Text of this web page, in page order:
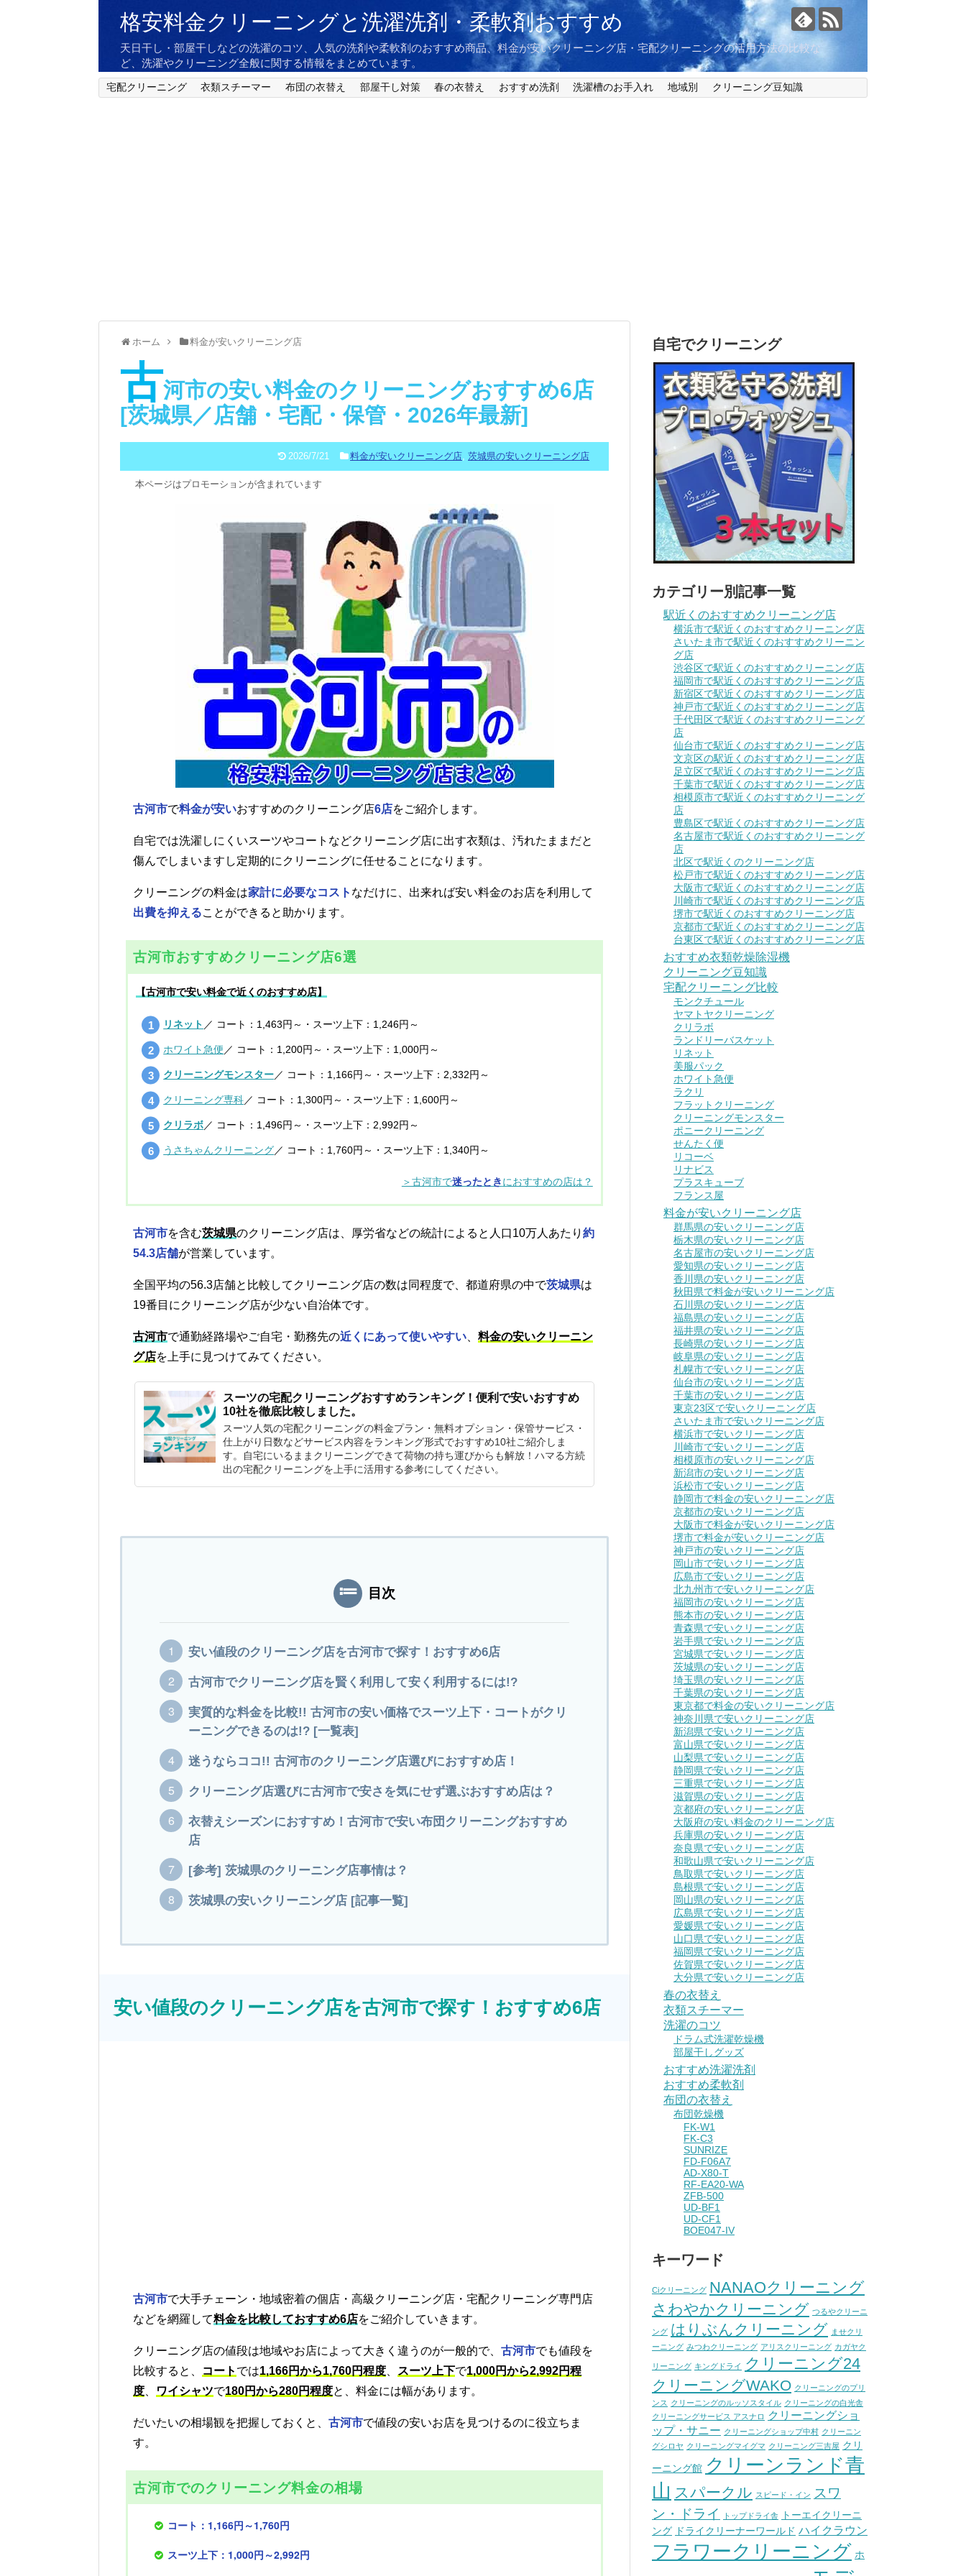
格安料金クリーニングと洗濯洗剤・柔軟剤おすすめ
天日干し・部屋干しなどの洗濯のコツ、人気の洗剤や柔軟剤のおすすめ商品、料金が安いクリーニング店・宅配クリーニングの活用方法の比較な
ど、洗濯やクリーニング全般に関する情報をまとめています。
宅配クリーニング 衣類スチーマー 布団の衣替え 部屋干し対策 春の衣替え おすすめ洗剤 洗濯槽のお手入れ 地域別 クリーニング豆知識
ホーム 料金が安いクリーニング店
古河市の安い料金のクリーニングおすすめ6店
[茨城県／店舗・宅配・保管・2026年最新]
2026/7/21 料金が安いクリーニング店,茨城県の安いクリーニング店
本ページはプロモーションが含まれています
古河市で料金が安いおすすめのクリーニング店6店をご紹介します。
自宅では洗濯しにくいスーツやコートなどクリーニング店に出す衣類は、汚れたままだと
傷んでしまいますし定期的にクリーニングに任せることになります。
クリーニングの料金は家計に必要なコスト なだけに、出来れば安い料金のお店を利用して
出費を抑えることができると助かります。
古河市おすすめクリーニング店6選
【古河市で安い料金で近くのおすすめ店】
リネット ／ コート：1,463円～・スーツ上下：1,246円～
ホワイト急便 ／ コート：1,200円～・スーツ上下：1,000円～
クリーニングモンスター／ コート：1,166円～・スーツ上下：2,332円～
クリーニング専科／ コート：1,300円～・スーツ上下：1,600円～
クリラボ／ コート：1,496円～・スーツ上下：2,992円～
うさちゃんクリーニング／ コート：1,760円～・スーツ上下：1,340円～
＞古河市で迷ったとき におすすめの店は？
古河市を含む茨城県のクリーニング店は、厚労省などの統計によると人口10万人あたり 約
54.3店舗が営業しています。
全国平均の56.3店舗と比較してクリーニング店の数は同程度で、都道府県の中で茨城県は
19番目にクリーニング店が少ない自治体です。
古河市で通勤経路場やご自宅・勤務先の近くにあって使いやすい
料金の安いクリーニン
グ店を上手に見つけてみてください。
スーツの宅配クリーニングおすすめランキング！便利で安いおすすめ
10社を徹底比較しました。
スーツ人気の宅配クリーニングの料金プラン・無料オプション・保管サービス・
仕上がり日数などサービス内容をランキング形式でおすすめ10社ご紹介しま
す。自宅にいるままクリーニングできて荷物の持ち運びからも解放！ハマる方続
出の宅配クリーニングを上手に活用する参考にしてください。
目次
安い値段のクリーニング店を古河市で探す！おすすめ6店
古河市でクリーニング店を賢く利用して安く利用するには!?
実質的な料金を比較!! 古河市の安い価格でスーツ上下・コートがクリ
ーニングできるのは!? [一覧表]
迷うならココ!! 古河市のクリーニング店選びにおすすめ店！
クリーニング店選びに古河市で安さを気にせず選ぶおすすめ店は？
衣替えシーズンにおすすめ！古河市で安い布団クリーニングおすすめ
店
[参考] 茨城県のクリーニング店事情は？
茨城県の安いクリーニング店 [記事一覧]
安い値段のクリーニング店を古河市で探す！おすすめ6店
古河市で大手チェーン・地域密着の個店・高級クリーニング店・宅配クリーニング専門店
などを網羅して料金を比較しておすすめ6店をご紹介していきます。
クリーニング店の値段は地域やお店によって大きく違うのが一般的で、 古河市でも値段を
比較すると、
コート では1,166円から1,760円程度 スーツ上下で1,000円から2,992円程
度
ワイシャツで180円から280円程度と、料金には幅があります。
だいたいの相場観を把握しておくと、 古河市で値段の安いお店を見つけるのに役立ちま
す。
古河市でのクリーニング料金の相場
コート：1,166円～1,760円
スーツ上下：1,000円～2,992円
自宅でクリーニング
カテゴリー別記事一覧
駅近くのおすすめクリーニング店
横浜市で駅近くのおすすめクリーニング店
さいたま市で駅近くのおすすめクリーニン
グ店
渋谷区で駅近くのおすすめクリーニング店
福岡市で駅近くのおすすめクリーニング店
新宿区で駅近くのおすすめクリーニング店
神戸市で駅近くのおすすめクリーニング店
千代田区で駅近くのおすすめクリーニング
店
仙台市で駅近くのおすすめクリーニング店
文京区の駅近くのおすすめクリーニング店
足立区で駅近くのおすすめクリーニング店
千葉市で駅近くのおすすめクリーニング店
相模原市で駅近くのおすすめクリーニング
店
豊島区で駅近くのおすすめクリーニング店
名古屋市で駅近くのおすすめクリーニング
店
北区で駅近くのクリーニング店
松戸市で駅近くのおすすめクリーニング店
大阪市で駅近くのおすすめクリーニング店
川崎市で駅近くのおすすめクリーニング店
堺市で駅近くのおすすめクリーニング店
京都市で駅近くのおすすめクリーニング店
台東区で駅近くのおすすめクリーニング店
おすすめ衣類乾燥除湿機
クリーニング豆知識
宅配クリーニング比較
モンクチュール
ヤマトヤクリーニング
クリラボ
ランドリーバスケット
リネット
美服パック
ホワイト急便
ラクリ
フラットクリーニング
クリーニングモンスター
ポニークリーニング
せんたく便
リコーベ
リナビス
プラスキューブ
フランス屋
料金が安いクリーニング店
群馬県の安いクリーニング店
栃木県の安いクリーニング店
名古屋市の安いクリーニング店
愛知県の安いクリーニング店
香川県の安いクリーニング店
秋田県で料金が安いクリーニング店
石川県の安いクリーニング店
福島県の安いクリーニング店
福井県の安いクリーニング店
長崎県の安いクリーニング店
岐阜県の安いクリーニング店
札幌市で安いクリーニング店
仙台市の安いクリーニング店
千葉市の安いクリーニング店
東京23区で安いクリーニング店
さいたま市で安いクリーニング店
横浜市で安いクリーニング店
川崎市で安いクリーニング店
相模原市の安いクリーニング店
新潟市の安いクリーニング店
浜松市で安いクリーニング店
静岡市で料金の安いクリーニング店
京都市の安いクリーニング店
大阪市で料金が安いクリーニング店
堺市で料金が安いクリーニング店
神戸市の安いクリーニング店
岡山市で安いクリーニング店
広島市で安いクリーニング店
北九州市で安いクリーニング店
福岡市の安いクリーニング店
熊本市の安いクリーニング店
青森県で安いクリーニング店
岩手県で安いクリーニング店
宮城県で安いクリーニング店
茨城県の安いクリーニング店
埼玉県の安いクリーニング店
千葉県の安いクリーニング店
東京都で料金の安いクリーニング店
神奈川県で安いクリーニング店
新潟県で安いクリーニング店
富山県で安いクリーニング店
山梨県で安いクリーニング店
静岡県で安いクリーニング店
三重県で安いクリーニング店
滋賀県の安いクリーニング店
京都府の安いクリーニング店
大阪府の安い料金のクリーニング店
兵庫県の安いクリーニング店
奈良県で安いクリーニング店
和歌山県で安いクリーニング店
鳥取県で安いクリーニング店
島根県で安いクリーニング店
岡山県の安いクリーニング店
広島県で安いクリーニング店
愛媛県で安いクリーニング店
山口県で安いクリーニング店
福岡県で安いクリーニング店
佐賀県で安いクリーニング店
大分県で安いクリーニング店
春の衣替え
衣類スチーマー
洗濯のコツ
ドラム式洗濯乾燥機
部屋干しグッズ
おすすめ洗濯洗剤
おすすめ柔軟剤
布団の衣替え
布団乾燥機
FK-W1
FK-C3
SUNRIZE
FD-F06A7
AD-X80-T
RF-EA20-WA
ZFB-500
UD-BF1
UD-CF1
BOE047-IV
キーワード
Ciクリーニング NANAOクリーニング
さわやかクリーニング つるやクリーニ
ング はりぶんクリーニング ませクリ
ーニング みつわクリーニング アリスクリーニング カガヤク
リーニング キングドライ クリーニング24
クリーニングWAKO クリーニングのプリ
ンス クリーニングのルッソスタイル クリーニングの白光舎
クリーニングサービス アスナロ
クリーニングショ
ップ・サニー クリーニングショップ中村 クリーニン
グシロヤ クリーニングマイグマ クリーニング三吉屋 クリ
ーニング館 クリーンランド青
山 スパークル スピード・イン スワ
ン・ドライ
トップドライ舎
トーエイクリーニ
ング ドライクリーナーワールド ハイクラウン
フラワークリーニング ホ